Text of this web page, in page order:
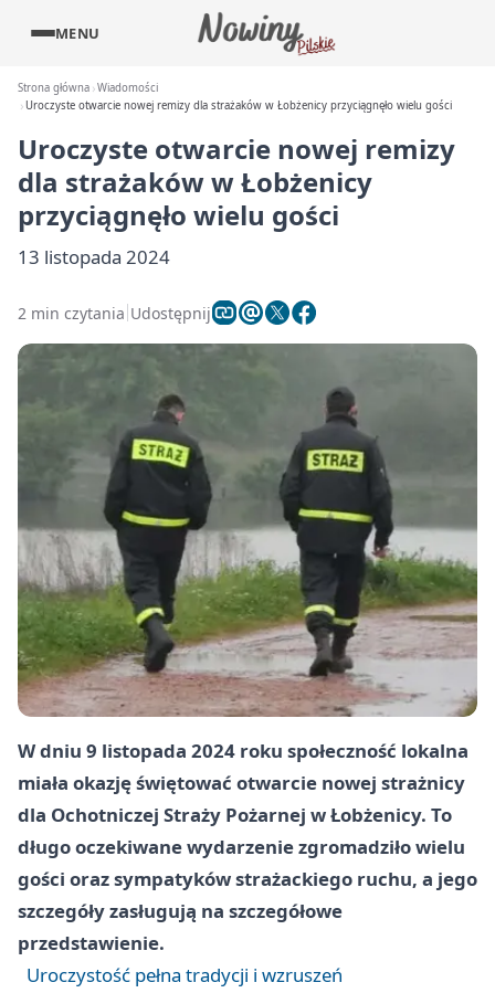
MENU
Strona główna Wiadomości
Uroczyste otwarcie nowej remizy dla strażaków w Łobżenicy przyciągnęło wielu gości
Uroczyste otwarcie nowej remizy
dla strażaków w Łobżenicy
przyciągnęło wielu gości
13 listopada 2024
2 min czytania Udostępnij
W dniu 9 listopada 2024 roku społeczność lokalna
miała okazję świętować otwarcie nowej strażnicy
dla Ochotniczej Straży Pożarnej w Łobżenicy. To
długo oczekiwane wydarzenie zgromadziło wielu
gości oraz sympatyków strażackiego ruchu, a jego
szczegóły zasługują na szczegółowe
przedstawienie.
Uroczystość pełna tradycji i wzruszeń